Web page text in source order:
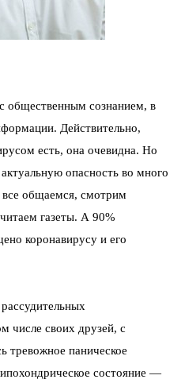
общественным сознанием, в
Действительно,
есть, она очевидна. Но
опасность во много
общаемся, смотрим
газеты. А 90%
коронавирусу и его
числе своих друзей, с
тревожное паническое
состояние —